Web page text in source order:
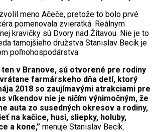
meno Ačeče, pretože to bolo prvé
pomenovala zvieratká. Reálnym
kravičky sú Dvory nad Žitavou. Nie je to
tamojšieho družstva Stanislav Becík je
poľnohospodárstva.
ten v Branove, sú otvorené pre rodiny
farmárskeho dňa detí, ktorý
2018 so zaujímavými atrakciami pre
víkendov nie je ničím výnimočným, že
auta zo susedných okresov a rodiny,
na kačice, husi, sliepky, holuby,
a kone,” menuje Stanislav Becík.